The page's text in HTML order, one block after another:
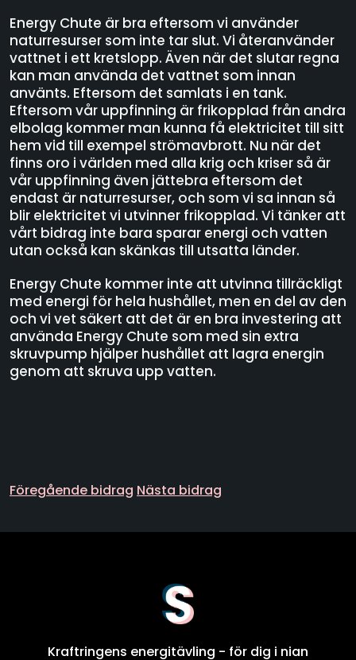
Energy Chute är bra eftersom vi använder
naturresurser som inte tar slut. Vi återanvänder
vattnet i ett kretslopp. Även när det slutar regna
kan man använda det vattnet som innan
använts. Eftersom det samlats i en tank.
Eftersom vår uppfinning är frikopplad från andra
elbolag kommer man kunna få elektricitet till sitt
hem vid till exempel strömavbrott. Nu när det
finns oro i världen med alla krig och kriser så är
vår uppfinning även jättebra eftersom det
endast är naturresurser, och som vi sa innan så
blir elektricitet vi utvinner frikopplad. Vi tänker att
vårt bidrag inte bara sparar energi och vatten
utan också kan skänkas till utsatta länder.
Energy Chute kommer inte att utvinna tillräckligt
med energi för hela hushållet, men en del av den
och vi vet säkert att det är en bra investering att
använda Energy Chute som med sin extra
skruvpump hjälper hushållet att lagra energin
genom att skruva upp vatten.
Föregående bidrag Nästa bidrag
Kraftringens energitävling - för dig i nian